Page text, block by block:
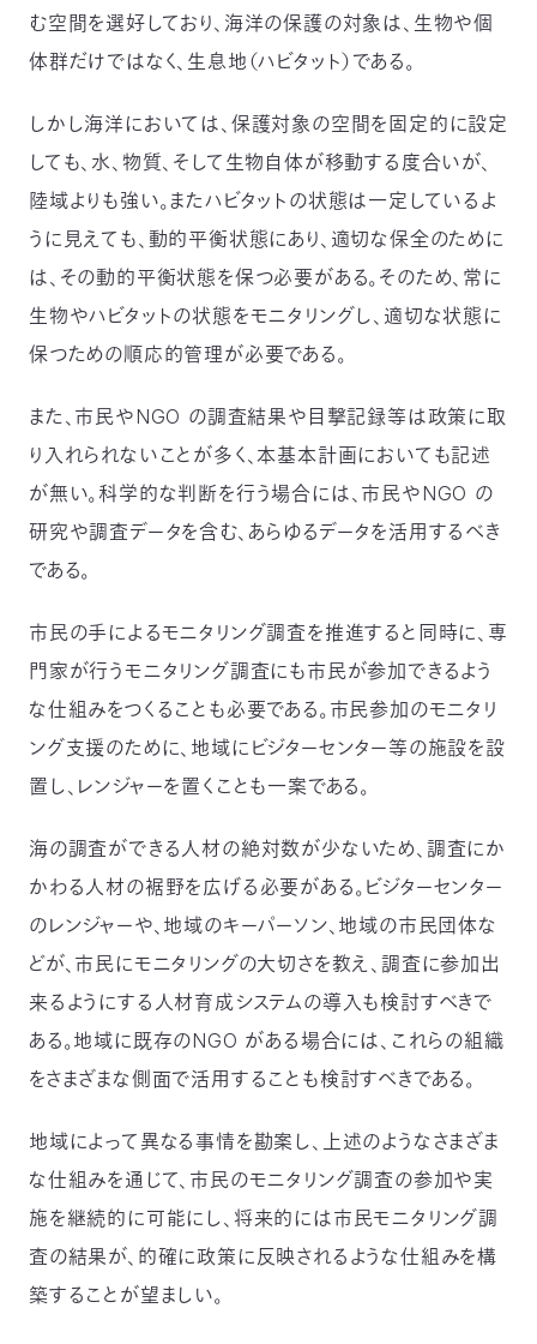
む空間を選好しており、海洋の保護の対象は、生物や個
体群だけではなく、生息地（ハビタット）である。
しかし海洋においては、保護対象の空間を固定的に設定
しても、水、物質、そして生物自体が移動する度合いが、
陸域よりも強い。またハビタットの状態は一定しているよ
うに見えても、動的平衡状態にあり、適切な保全のために
は、その動的平衡状態を保つ必要がある。そのため、常に
生物やハビタットの状態をモニタリングし、適切な状態に
保つための順応的管理が必要である。
また、市民やNGO の調査結果や目撃記録等は政策に取
り入れられないことが多く、本基本計画においても記述
が無い。科学的な判断を行う場合には、市民やNGO の
研究や調査データを含む、あらゆるデータを活用するべき
である。
市民の手によるモニタリング調査を推進すると同時に、専
門家が行うモニタリング調査にも市民が参加できるよう
な仕組みをつくることも必要である。市民参加のモニタリ
ング支援のために、地域にビジターセンター等の施設を設
置し、レンジャーを置くことも一案である。
海の調査ができる人材の絶対数が少ないため、調査にか
かわる人材の裾野を広げる必要がある。ビジターセンター
のレンジャーや、地域のキーパーソン、地域の市民団体な
どが、市民にモニタリングの大切さを教え、調査に参加出
来るようにする人材育成システムの導入も検討すべきで
ある。地域に既存のNGO がある場合には、これらの組織
をさまざまな側面で活用することも検討すべきである。
地域によって異なる事情を勘案し、上述のようなさまざま
な仕組みを通じて、市民のモニタリング調査の参加や実
施を継続的に可能にし、将来的には市民モニタリング調
査の結果が、的確に政策に反映されるような仕組みを構
築することが望ましい。